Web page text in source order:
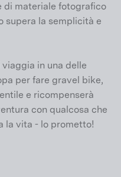
di materiale fotografico
supera la semplicità e
in una delle
per fare gravel bike,
e ricompenserà
con qualcosa che
la vita - lo prometto!